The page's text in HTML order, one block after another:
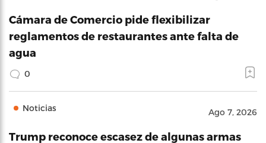
Cámara de Comercio pide flexibilizar
reglamentos de restaurantes ante falta de
agua
0
Noticias Ago 7, 2026
Trump reconoce escasez de algunas armas